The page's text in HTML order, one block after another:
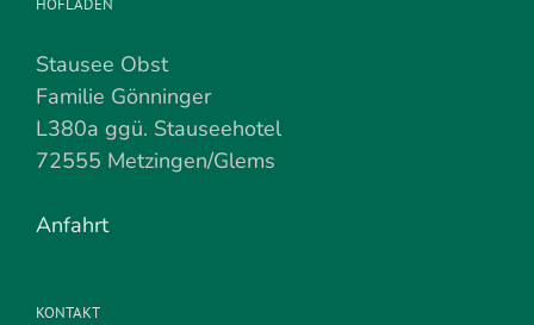
HOFLADEN
Stausee Obst
Familie Gönninger
L380a ggü. Stauseehotel
72555 Metzingen/Glems
Anfahrt
KONTAKT